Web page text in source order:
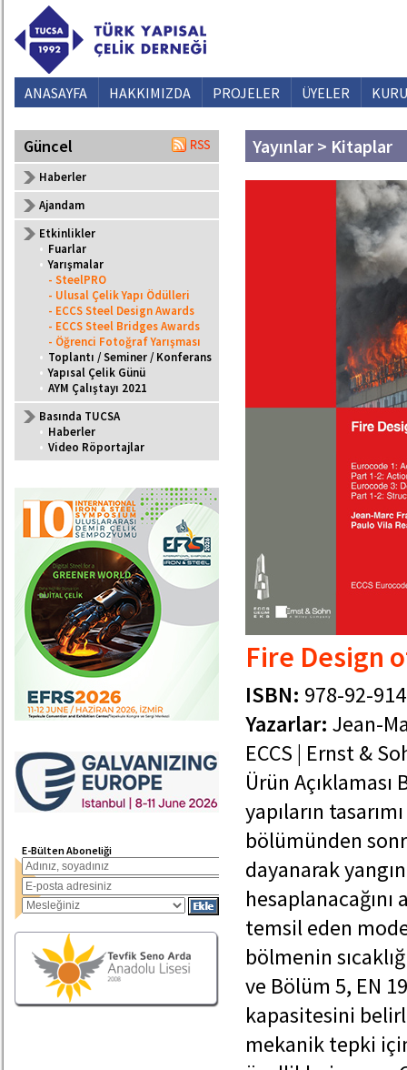
ANASAYFA HAKKIMIZDA PROJELER ÜYELER
Güncel
Haberler
Ajandam
Etkinlikler
• Fuarlar
• Yarışmalar
- SteelPRO
- Ulusal Çelik Yapı Ödülleri
- ECCS Steel Design Awards
- ECCS Steel Bridges Awards
- Öğrenci Fotoğraf Yarışması
• Toplantı / Seminer / Konferans
• Yapısal Çelik Günü
• AYM Çalıştayı 2021
Basında TUCSA
• Haberler
• Video Röportajlar
E-Bülten Aboneliği
Yayınlar > Kitaplar
Fire Design
ISBN: 978-92-
Yazarlar: Jean-
ECCS | Ernst &
Ürün
yapıların
bölümünden
dayanarak
temsil eden
bölmenin
ve Bölüm 5, EN
kapasitesini
mekanik tepki